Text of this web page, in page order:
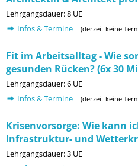
Lehrgangsdauer: 8 UE
Infos & Termine
(derzeit keine
Fit im Arbeitsalltag - Wie
gesunden Rücken? (6x 30
Lehrgangsdauer: 6 UE
Infos & Termine
(derzeit keine
Krisenvorsorge: Wie kann
Infrastruktur- und
Lehrgangsdauer: 3 UE